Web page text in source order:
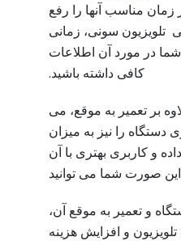
مناسب آنها را رفع
تلویزیون سونی، زمانی
شما در مورد آن اطلاعات
کافی داشته باشید.
بر تعمیر به موقع، می
دستگاه را نیز به میزان
و کاربری بهتری با آن
صورت شما می توانید
و تعمیر به موقع آن،
و افزایش هزینه